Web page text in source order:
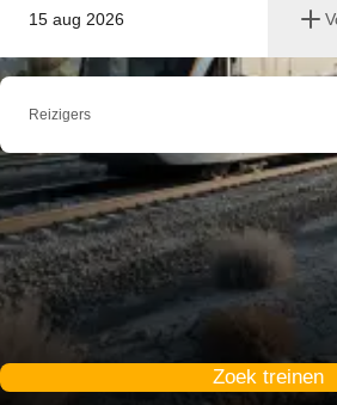
15 aug 2026
Reizigers
Zoek treinen